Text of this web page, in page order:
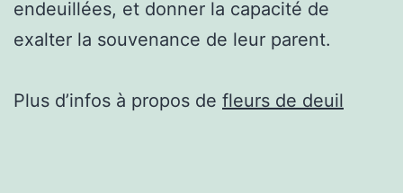
endeuillées, et donner la capacité de
exalter la souvenance de leur parent.
Plus d’infos à propos de fleurs de deuil